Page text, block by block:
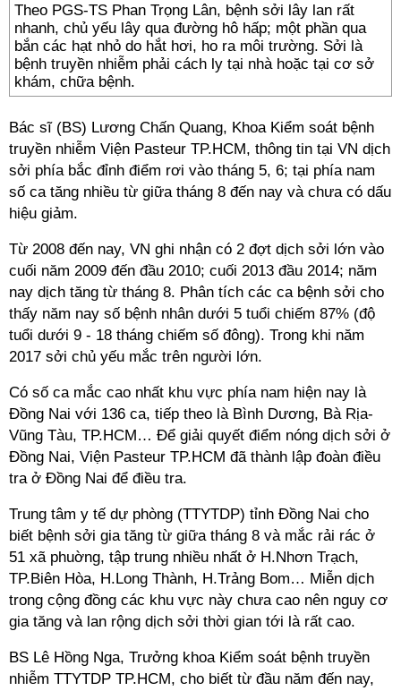
Theo PGS-TS Phan Trọng Lân, bệnh sởi lây lan rất
nhanh, chủ yếu lây qua đường hô hấp; một phần qua
bắn các hạt nhỏ do hắt hơi, ho ra môi trường. Sởi là
bệnh truyền nhiễm phải cách ly tại nhà hoặc tại cơ sở
khám, chữa bệnh.
Bác sĩ (BS) Lương Chấn Quang, Khoa Kiểm soát bệnh
truyền nhiễm Viện Pasteur TP.HCM, thông tin tại VN dịch
sởi phía bắc đỉnh điểm rơi vào tháng 5, 6; tại phía nam
số ca tăng nhiều từ giữa tháng 8 đến nay và chưa có dấu
hiệu giảm.
Từ 2008 đến nay, VN ghi nhận có 2 đợt dịch sởi lớn vào
cuối năm 2009 đến đầu 2010; cuối 2013 đầu 2014; năm
nay dịch tăng từ tháng 8. Phân tích các ca bệnh sởi cho
thấy năm nay số bệnh nhân dưới 5 tuổi chiếm 87% (độ
tuổi dưới 9 - 18 tháng chiếm số đông). Trong khi năm
2017 sởi chủ yếu mắc trên người lớn.
Có số ca mắc cao nhất khu vực phía nam hiện nay là
Đồng Nai với 136 ca, tiếp theo là Bình Dương, Bà Rịa-
Vũng Tàu, TP.HCM… Để giải quyết điểm nóng dịch sởi ở
Đồng Nai, Viện Pasteur TP.HCM đã thành lập đoàn điều
tra ở Đồng Nai để điều tra.
Trung tâm y tế dự phòng (TTYTDP) tỉnh Đồng Nai cho
biết bệnh sởi gia tăng từ giữa tháng 8 và mắc rải rác ở
51 xã phuờng, tập trung nhiều nhất ở H.Nhơn Trạch,
TP.Biên Hòa, H.Long Thành, H.Trảng Bom… Miễn dịch
trong cộng đồng các khu vực này chưa cao nên nguy cơ
gia tăng và lan rộng dịch sởi thời gian tới là rất cao.
BS Lê Hồng Nga, Trưởng khoa Kiểm soát bệnh truyền
nhiễm TTYTDP TP.HCM, cho biết từ đầu năm đến nay,